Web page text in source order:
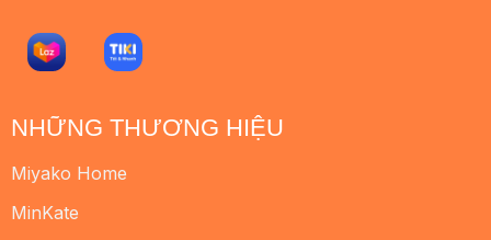
NHỮNG THƯƠNG HIỆU
Miyako Home
MinKate